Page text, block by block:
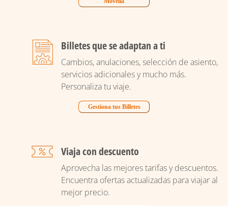
Billetes que se adaptan a ti
Cambios, anulaciones, selección de asiento,
servicios adicionales y mucho más.
Personaliza tu viaje.
Gestiona tus Billetes
Viaja con descuento
Aprovecha las mejores tarifas y descuentos.
Encuentra ofertas actualizadas para viajar al
mejor precio.